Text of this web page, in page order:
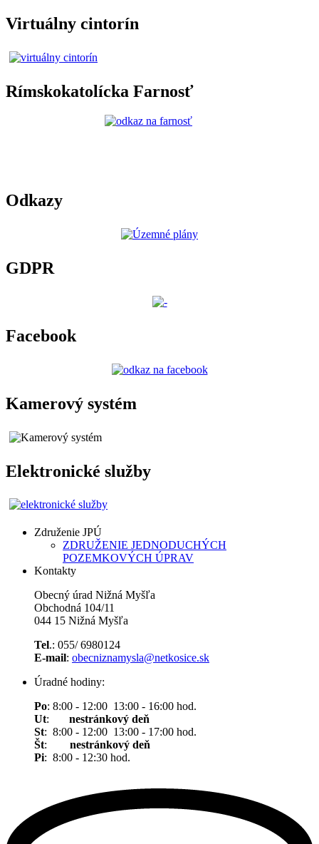
Virtuálny cintorín
Rímskokatolícka Farnosť
Odkazy
GDPR
Facebook
Kamerový systém
Elektronické služby
Združenie JPÚ
ZDRUŽENIE JEDNODUCHÝCH
POZEMKOVÝCH ÚPRAV
Kontakty
Obecný úrad Nižná Myšľa
Obchodná 104/11
044 15 Nižná Myšľa
Tel.: 055/ 6980124
E-mail: obecniznamysla@netkosice.sk
Úradné hodiny:
Po: 8:00 - 12:00 13:00 - 16:00 hod.
Ut:
nestránkový deň
St: 8:00 - 12:00 13:00 - 17:00 hod.
Št: nestránkový deň
Pi: 8:00 - 12:30 hod.